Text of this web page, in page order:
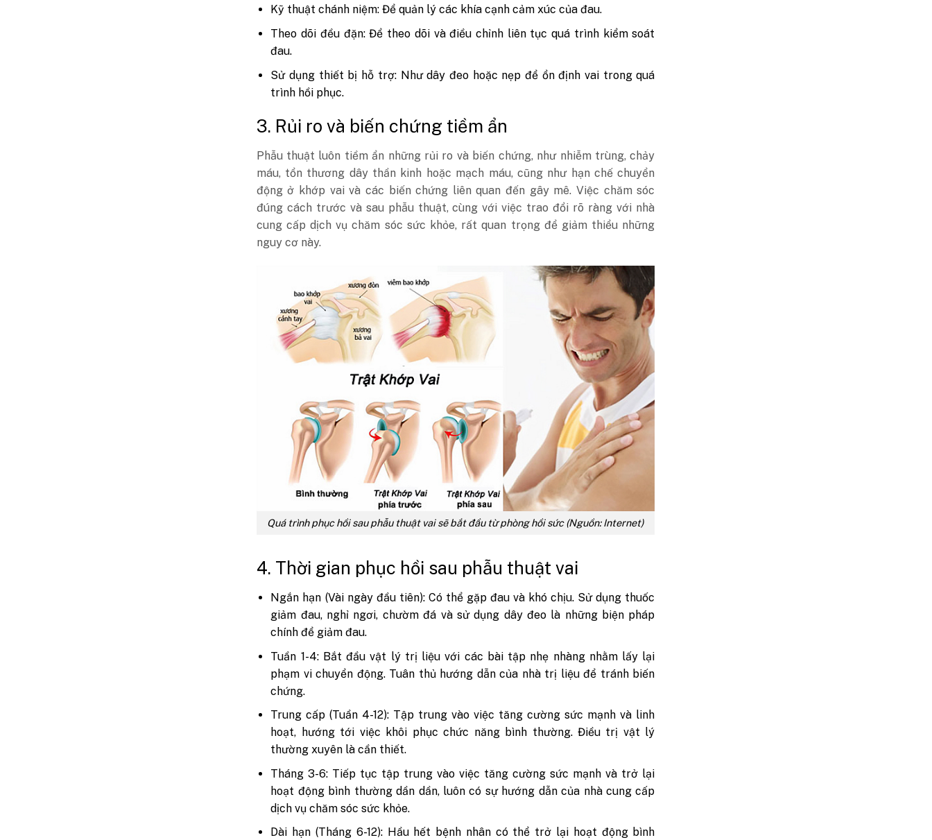
Kỹ thuật chánh niệm: Để quản lý các khía cạnh cảm xúc của đau.
Theo dõi đều đặn: Để theo dõi và điều chỉnh liên tục quá trình kiểm soát
đau.
Sử dụng thiết bị hỗ trợ: Như dây đeo hoặc nẹp để ổn định vai trong quá
trình hồi phục.
3. Rủi ro và biến chứng tiềm ẩn
Phẫu thuật luôn tiềm ẩn những rủi ro và biến chứng, như nhiễm trùng, chảy
máu, tổn thương dây thần kinh hoặc mạch máu, cũng như hạn chế chuyển
động ở khớp vai và các biến chứng liên quan đến gây mê. Việc chăm sóc
đúng cách trước và sau phẫu thuật, cùng với việc trao đổi rõ ràng với nhà
cung cấp dịch vụ chăm sóc sức khỏe, rất quan trọng để giảm thiểu những
nguy cơ này.
Quá trình phục hồi sau phẫu thuật vai sẽ bắt đầu từ phòng hồi sức (Nguồn: Internet)
4. Thời gian phục hồi sau phẫu thuật vai
Ngắn hạn (Vài ngày đầu tiên): Có thể gặp đau và khó chịu. Sử dụng thuốc
giảm đau, nghỉ ngơi, chườm đá và sử dụng dây đeo là những biện pháp
chính để giảm đau.
Tuần 1-4: Bắt đầu vật lý trị liệu với các bài tập nhẹ nhàng nhằm lấy lại
phạm vi chuyển động. Tuân thủ hướng dẫn của nhà trị liệu để tránh biến
chứng.
Trung cấp (Tuần 4-12): Tập trung vào việc tăng cường sức mạnh và linh
hoạt, hướng tới việc khôi phục chức năng bình thường. Điều trị vật lý
thường xuyên là cần thiết.
Tháng 3-6: Tiếp tục tập trung vào việc tăng cường sức mạnh và trở lại
hoạt động bình thường dần dần, luôn có sự hướng dẫn của nhà cung cấp
dịch vụ chăm sóc sức khỏe.
Dài hạn (Tháng 6-12): Hầu hết bệnh nhân có thể trở lại hoạt động bình